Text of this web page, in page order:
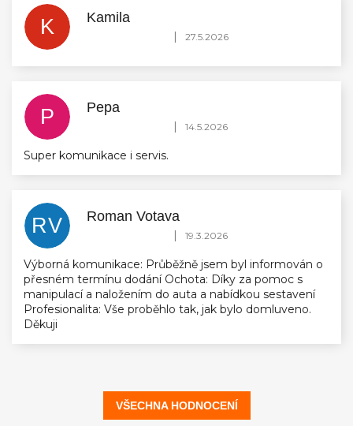
K Kamila
Hodnocení obchodu je 5 z 5 hvězdiček.
| 27.5.2026
P Pepa
Hodnocení obchodu je 5 z 5 hvězdiček.
| 14.5.2026
Super komunikace i servis.
RV Roman Votava
Hodnocení obchodu je 5 z 5 hvězdiček.
| 19.3.2026
Výborná komunikace: Průběžně jsem byl informován o
přesném termínu dodání Ochota: Díky za pomoc s
manipulací a naložením do auta a nabídkou sestavení
Profesionalita: Vše proběhlo tak, jak bylo domluveno.
Děkuji
VŠECHNA HODNOCENÍ